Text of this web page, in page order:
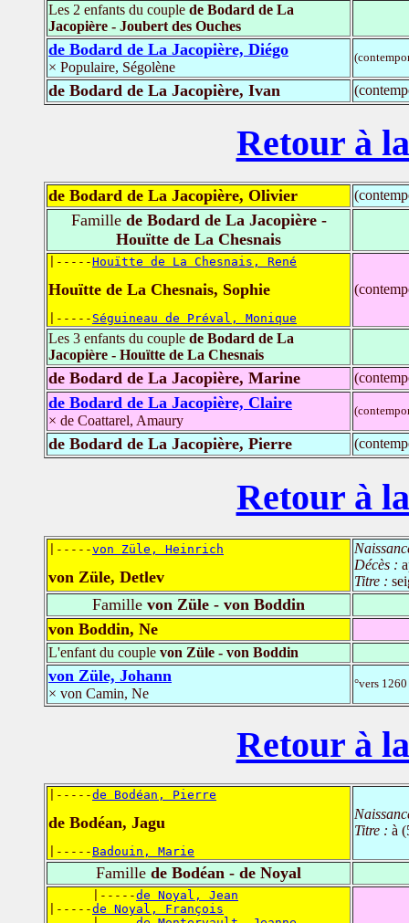
Les 2 enfants du couple de Bodard de La
Jacopière - Joubert des Ouches
de Bodard de La Jacopière, Diégo
× Populaire, Ségolène
de Bodard de La Jacopière, Ivan
Retour à
de Bodard de La Jacopière, Olivier
Famillede Bodard de La Jacopière -
Houïtte de La Chesnais
|-----Houïtte de La Chesnais, René
Houïtte de La Chesnais, Sophie
|----- Séguineau de Préval, Monique
Les 3 enfants du couple de Bodard de La
Jacopière - Houïtte de La Chesnais
de Bodard de La Jacopière, Marine
de Bodard de La Jacopière, Claire
× de Coattarel, Amaury
de Bodard de La Jacopière, Pierre
Retour à
|-----von Züle, Heinrich
von Züle, Detlev
Décès :
Titre :
Famille von Züle - von Boddin
von Boddin, Ne
L'enfant du couple von Züle - von Boddin
von Züle, Johann
× von Camin, Ne
°vers
Retour à
|-----de Bodéan, Pierre
de Bodéan, Jagu
|----- Badouin, Marie
Titre : à
Famille de Bodéan - de Noyal
      |-----
de Noyal, Jean
|-----de Noyal, François